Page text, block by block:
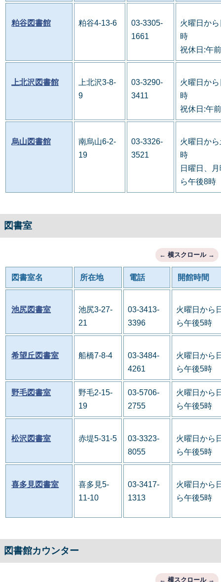
粕谷図書館 粕谷4-13-6
03-3305-
1661
火曜日か
時
祝休日:午
上北沢図書館
上北沢3-8-
9
03-3290-
3411
火曜日か
時
祝休日:午
烏山図書館
南烏山6-2-
19
03-3326-
3521
火曜日か
時
日曜日、
ら午後8時
図書室
図書室名 所在地 電話 開館時間
池尻図書室
池尻3-27-
21
03-3413-
3396
火曜日から
ら午後5時
希望丘図書室 船橋7-8-4
03-3484-
4261
火曜日から
ら午後5時
野毛図書室
野毛2-15-
19
03-5706-
2755
火曜日から
ら午後5時
松沢図書室 赤堤5-31-5
03-3323-
8055
火曜日から
ら午後5時
喜多見図書室
喜多見5-
11-10
03-3417-
1313
火曜日から
ら午後5時
図書館カウンター